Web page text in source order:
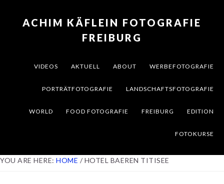
ACHIM KÄFLEIN FOTOGRAFIE
FREIBURG
VIDEOS AKTUELL ABOUT WERBEFOTOGRAFIE
PORTRÄTFOTOGRAFIE LANDSCHAFTSFOTOGRAFIE
WORLD FOOD FOTOGRAFIE FREIBURG EDITION
FOTOKURSE
YOU ARE HERE: HOME / HOTEL BAEREN TITISEE